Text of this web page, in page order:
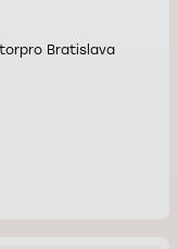
Bratislava